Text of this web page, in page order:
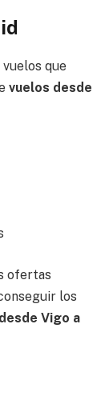
que
vuelos desde
ofertas
los
Vigo a